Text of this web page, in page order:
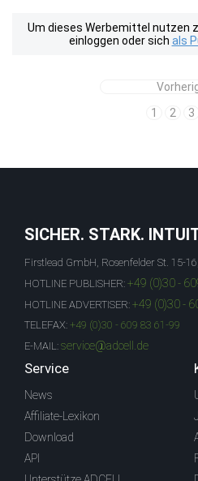
Um dieses Werbemittel nutzen
einloggen oder sich als
1
2 3
SICHER. STARK.
Firstlead GmbH, Rosenfelder St. 15-
HOTLINE PUBLISHER: +49 (0)30 -
HOTLINE ADVERTISER: +49 (0)30 -
TELEFAX: +49 (0)30 - 609 83 61-99
E-MAIL: service@adcell.de
Service
News
Affiliate-Lexikon
Download
API